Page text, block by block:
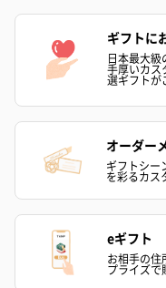
ギフトに
日本最大
手厚いカス
選ギフトが
オーダー
ギフトシー
を彩るカス
eギフト
お相手の住
プライズで